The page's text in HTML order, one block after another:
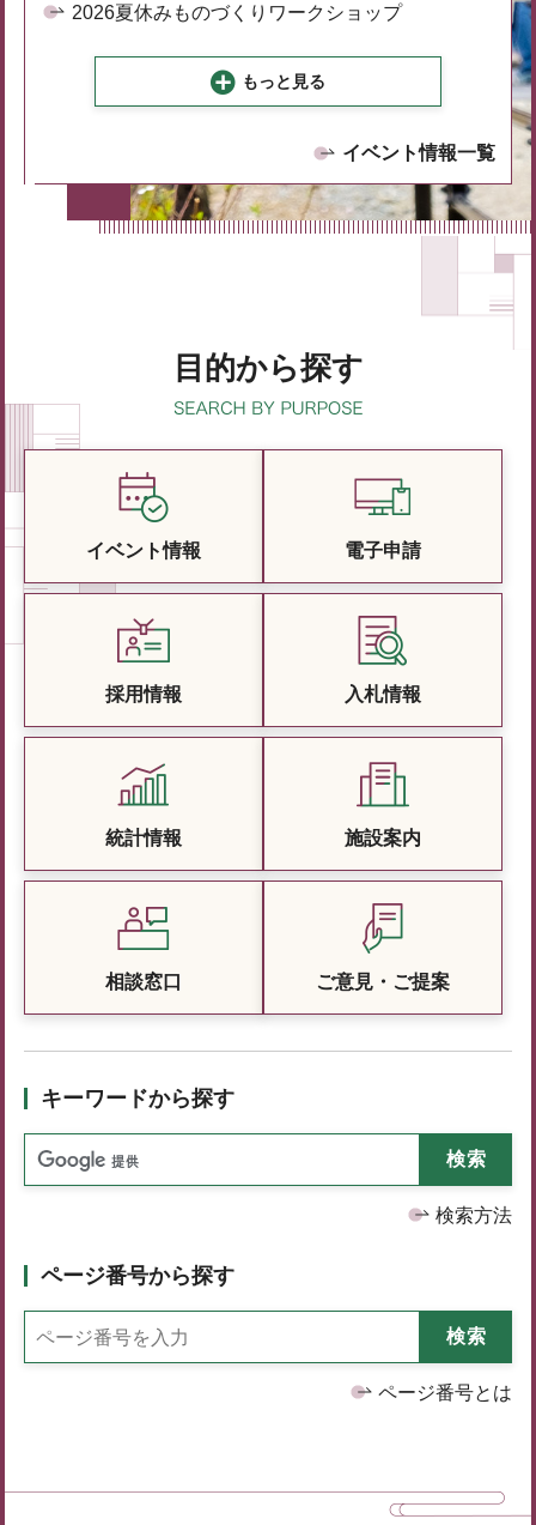
2026夏休みものづくりワークショップ
もっと見る
イベント情報一覧
目的から探す
イベント情報 電子申請
採用情報 入札情報
統計情報 施設案内
相談窓口 ご意見・ご提案
キーワードから探す
検索方法
ページ番号から探す
ページ番号とは